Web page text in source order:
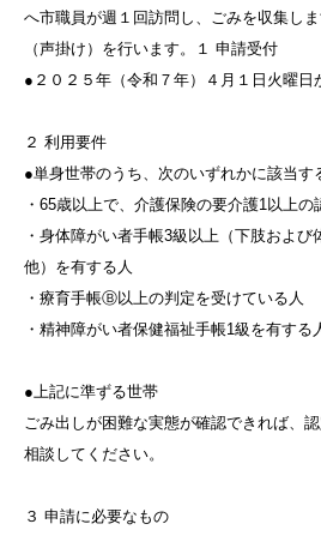
へ市職員が週１回訪問し、ごみを収集し
（声掛け）を行います。１ 申請受付
●２０２５年（令和７年）４月１日火曜日
２ 利用要件
●単身世帯のうち、次のいずれかに該当す
・65歳以上で、介護保険の要介護1以上の
・身体障がい者手帳3級以上（下肢およ
他）を有する人
・療育手帳Ⓑ以上の判定を受けている人
・精神障がい者保健福祉手帳1級を有する
●上記に準ずる世帯
ごみ出しが困難な実態が確認できれば、
相談してください。
３ 申請に必要なもの